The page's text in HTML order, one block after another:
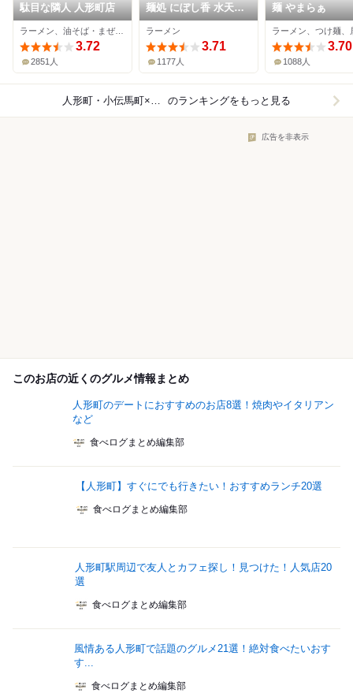
駄目な隣人 人形町店
ラーメン、油そば・まぜそば、つけ麺
3.72
2851人
麺処 にぼし香 水天宮
前店
ラーメン
3.71
1177人
麺 やまらぁ
ラーメン、つけ麺、
3.70
1088人
人形町・小伝馬町×ラーメン のランキングをもっと見る
広告を非表示
このお店の近くのグルメ情報まとめ
人形町のデートにおすすめのお店8選！焼肉やイタリアン
など
食べログまとめ編集部
【人形町】すぐにでも行きたい！おすすめランチ20選
食べログまとめ編集部
人形町駅周辺で友人とカフェ探し！見つけた！人気店20
選
食べログまとめ編集部
風情ある人形町で話題のグルメ21選！絶対食べたいおす
す...
食べログまとめ編集部